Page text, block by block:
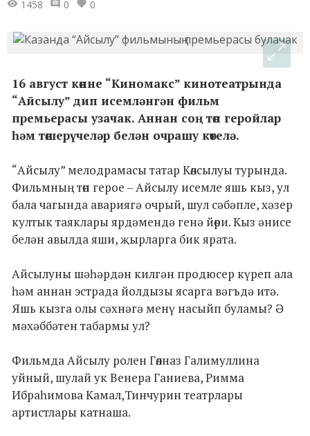
1458 0 0
16 август көнне “Киномакс” кинотеатрында
“Айсылу” дип исемләнгән фильм
премьерасы узачак. Аннан соң төп геройлар
һәм төшерүчеләр белән очрашу көтелә.
“Айсылу” мелодрамасы татар Көлсылуы турында.
Фильмның төп герое – Айсылу исемле яшь кыз, ул
бала чагында авариягә очрый, шул сәбәпле, хәзер
култык таяклары ярдәмендә генә йөри. Кыз әнисе
белән авылда яши, җырларга бик ярата.
Айсылуны шәһәрдән килгән продюсер күреп ала
һәм аннан эстрада йолдызы ясарга вәгъдә итә.
Яшь кызга олы сәхнәгә менү насыйп буламы? Ә
мәхәббәтен табармы ул?
Фильмда Айсылу ролен Гөлназ Галимуллина
уйный, шулай ук Венера Ганиева, Римма
Ибраһимова Камал,Тинчурин театрлары
артистлары катнаша.